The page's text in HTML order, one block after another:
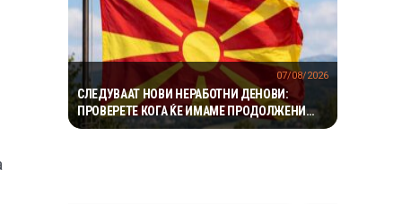
СЛЕДУВААТ НОВИ НЕРАБОТНИ ДЕНОВИ:
ПРОВЕРЕТЕ КОГА ЌЕ ИМАМЕ ПРОДОЛЖЕНИ
ВИКЕНДИ
07/08/2026